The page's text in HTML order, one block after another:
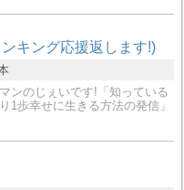
キング応援返します!)
ンのじぇいです!「知っている
1歩幸せに生きる方法の発信」